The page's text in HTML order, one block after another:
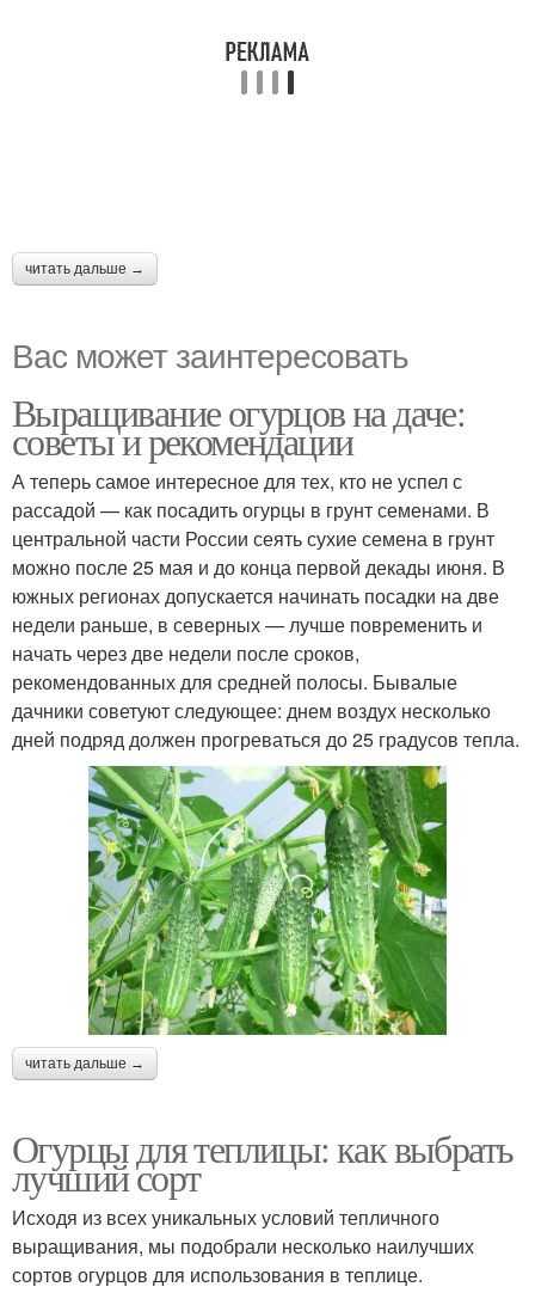
читать дальше →
Вас может заинтересовать
Выращивание огурцов на даче:
советы и рекомендации
А теперь самое интересное для тех, кто не успел с
рассадой — как посадить огурцы в грунт семенами. В
центральной части России сеять сухие семена в грунт
можно после 25 мая и до конца первой декады июня. В
южных регионах допускается начинать посадки на две
недели раньше, в северных — лучше повременить и
начать через две недели после сроков,
рекомендованных для средней полосы. Бывалые
дачники советуют следующее: днем воздух несколько
дней подряд должен прогреваться до 25 градусов тепла.
читать дальше →
Огурцы для теплицы: как выбрать
лучший сорт
Исходя из всех уникальных условий тепличного
выращивания, мы подобрали несколько наилучших
сортов огурцов для использования в теплице.